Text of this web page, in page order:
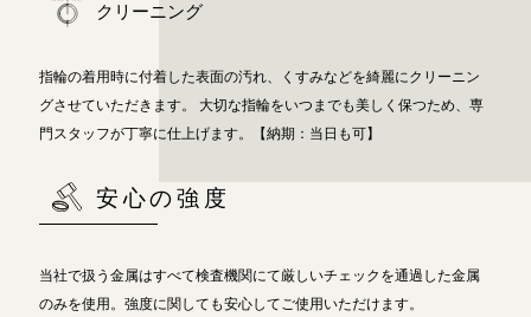
クリーニング
指輪の着用時に付着した表面の汚れ、くすみなどを綺麗にクリーニン
グさせていただきます。
大切な指輪をいつまでも美しく保つため、専
門スタッフが丁寧に仕上げます。【納期：当日も可】
安心の強度
当社で扱う金属はすべて検査機関にて厳しいチェックを通過した金属
のみを使用。強度に関しても安心してご使用いただけます。